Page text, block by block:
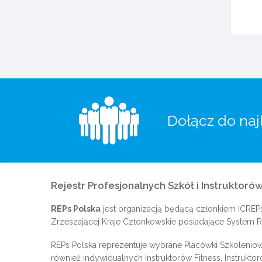
Dołącz do
Rejestr Profesjonalnych Szkół i
REPs Polska jest organizacją będącą członkiem
Zrzeszającej Kraje Członkowskie posiadające System
REPs Polska reprezentuje wybrane Placówki
również indywidualnych Instruktorów Fitness,